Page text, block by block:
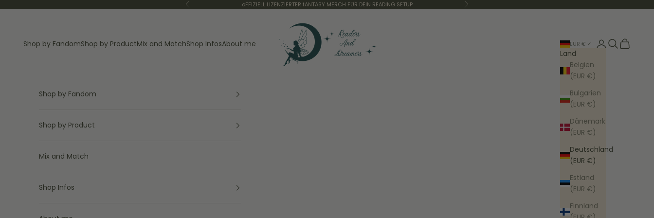
Zurück oFFIZIELL LIZENZIERTER fANTASY MERCH FÜR DEIN READING SETUP Vor
Readers and Dreamers Shop
Shop by FandomShop by ProductMix and MatchShop InfosAbout me EUR €
Land
Belgien
(EUR €)
Bulgarien
(EUR €)
Dänemark
(EUR €)
Deutschland
(EUR €)
Estland
(EUR €)
Finnland
Anmelden
Suchen
Shop by Fandom
Shop by Product
Mix and Match
Shop Infos